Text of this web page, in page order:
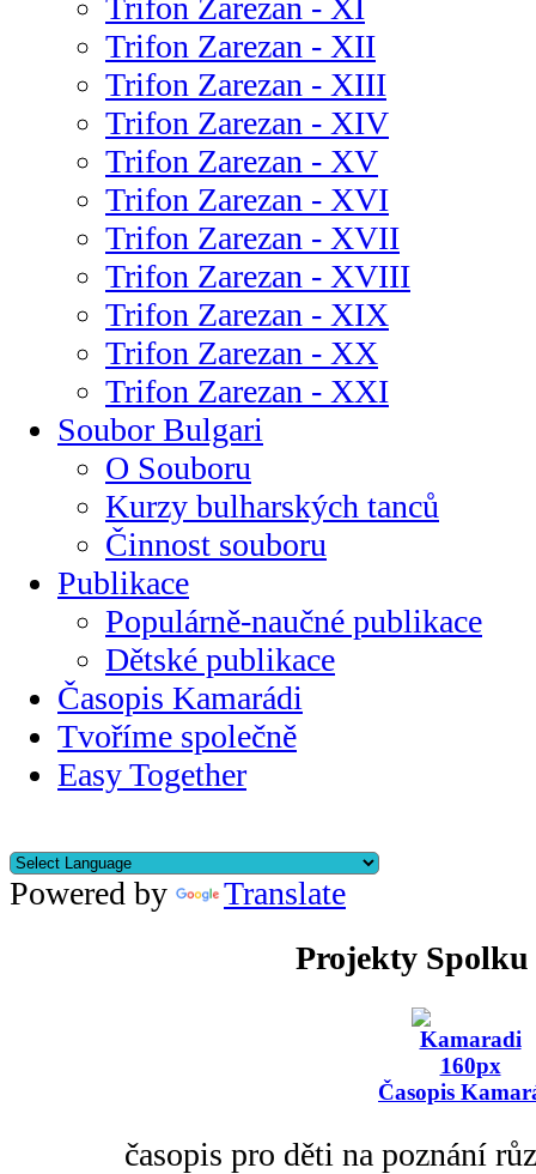
Trifon Zarezan - XI
Trifon Zarezan - XII
Trifon Zarezan - XIII
Trifon Zarezan - XIV
Trifon Zarezan - XV
Trifon Zarezan - XVI
Trifon Zarezan - XVII
Trifon Zarezan - XVIII
Trifon Zarezan - XIX
Trifon Zarezan - XX
Trifon Zarezan - XXI
Soubor Bulgari
O Souboru
Kurzy bulharských tanců
Činnost souboru
Publikace
Populárně-naučné publikace
Dětské publikace
Časopis Kamarádi
Tvoříme společně
Easy Together
Powered by
Translate
Projekty Spolku
Časopis
časopis pro děti na poznání